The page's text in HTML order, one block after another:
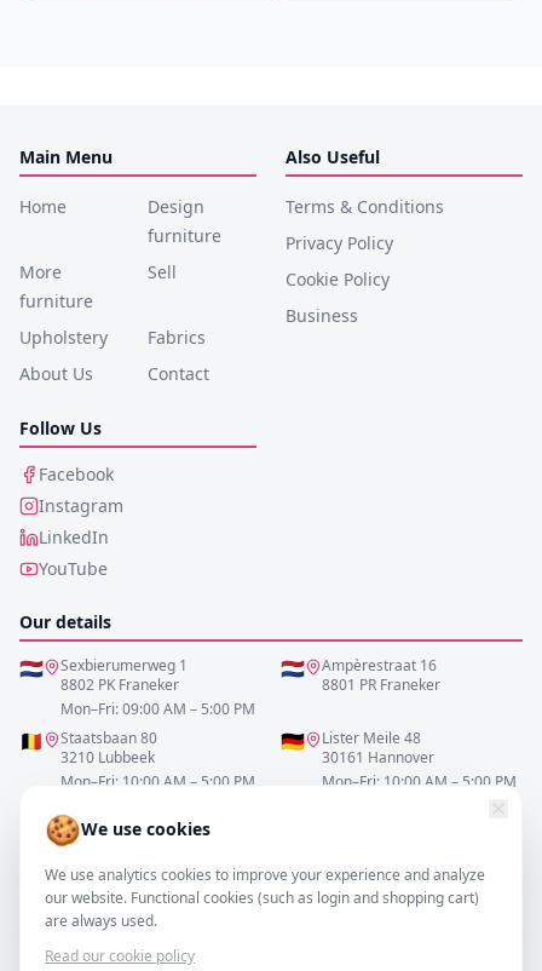
🍪We use cookies
We use analytics cookies to improve your experience and analyze
our website. Functional cookies (such as login and shopping cart)
are always used.
Read our cookie policy
Main Menu
Home
Design
furniture
More
furniture
Sell
Upholstery
Fabrics
About Us
Contact
Also Useful
Terms & Conditions
Privacy Policy
Cookie Policy
Business
Follow Us
Facebook
Instagram
LinkedIn
YouTube
Our details
🇳🇱
Sexbierumerweg 1
8802 PK Franeker
Mon–Fri: 09:00 AM – 5:00 PM
🇳🇱
Ampèrestraat 16
8801 PR Franeker
🇧🇪
Staatsbaan 80
3210 Lubbeek
Mon–Fri: 10:00 AM – 5:00 PM
🇩🇪
Lister Meile 48
30161 Hannover
Mon–Fri: 10:00 AM – 5:00 PM
0517-700521
info@resofa.nl